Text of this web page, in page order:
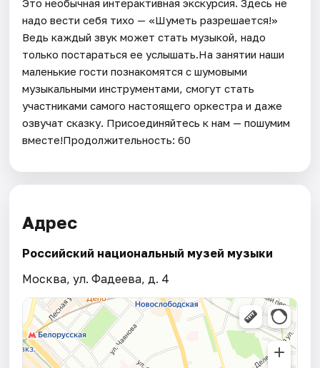
Это необычная интерактивная экскурсия. Здесь не
надо вести себя тихо — «Шуметь разрешается!»
Ведь каждый звук может стать музыкой, надо
только постараться ее услышать.На занятии наши
маленькие гости познакомятся с шумовыми
музыкальными инструментами, смогут стать
участниками самого настоящего оркестра и даже
озвучат сказку. Присоединяйтесь к нам — пошумим
вместе!Продолжительность: 60
Адрес
Российский национальный музей музыки
Москва, ул. Фадеева, д. 4